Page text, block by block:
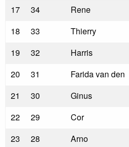
17
34 Rene
18
33 Thierry
19
32 Harris
20
31 Farida van den
21
30 Ginus
22
29 Cor
23
28 Arno